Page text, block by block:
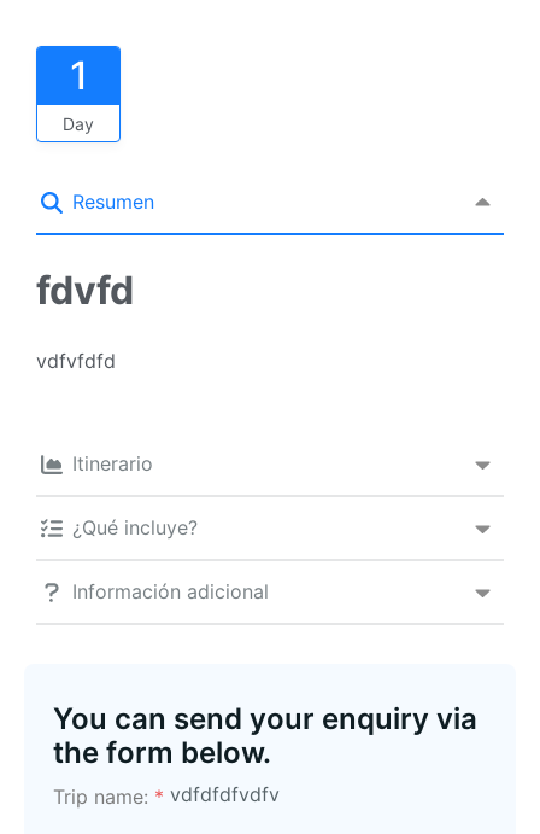
1
Day
Resumen
Itinerario
¿Qué incluye?
Información adicional
fdvfd
vdfvfdfd
You can send your enquiry via
the form below.
Trip name: * vdfdfdfvdfv